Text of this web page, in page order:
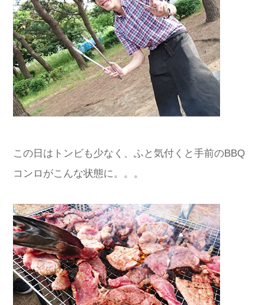
この日はトンビも少なく、ふと気付くと手前のBBQ
コンロがこんな状態に。。。